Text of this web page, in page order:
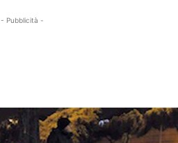
- Pubblicità -